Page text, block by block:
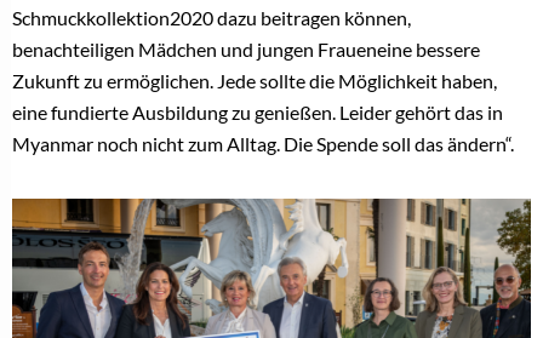
Schmuckkollektion2020 dazu beitragen können,
benachteiligen Mädchen und jungen Fraueneine bessere
Zukunft zu ermöglichen. Jede sollte die Möglichkeit haben,
eine fundierte Ausbildung zu genießen. Leider gehört das in
Myanmar noch nicht zum Alltag. Die Spende soll das ändern“.